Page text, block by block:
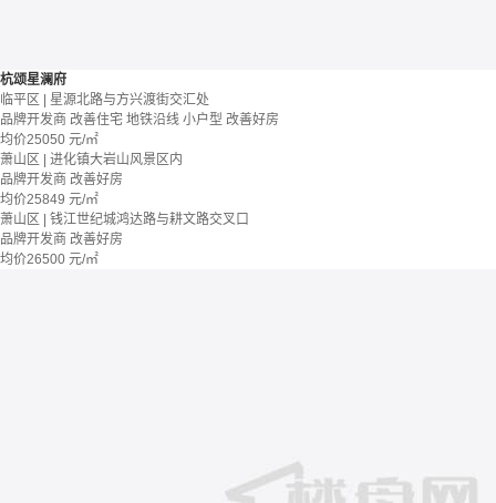
杭颂星澜府
临平区 | 星源北路与方兴渡街交汇处
品牌开发商 改善住宅 地铁沿线 小户型 改善好房
均价25050 元/㎡
萧山区 | 进化镇大岩山风景区内
品牌开发商 改善好房
均价25849 元/㎡
萧山区 | 钱江世纪城鸿达路与耕文路交叉口
品牌开发商 改善好房
均价26500 元/㎡